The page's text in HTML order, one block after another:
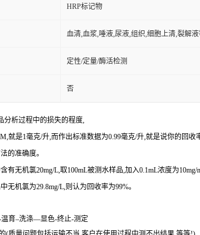
HRP标记物
血清,血浆,唾液,尿液,组织,细胞上清,裂解
定性/定量/酶活检测
否
分析过程中的损失的程度,
就是1毫克/升,而作出标准数据为0.99毫克/升,就是说你的回收
的准确度。
有无机氯20mg/L,取100mL被测水样品,加入0.1mL浓度为10mg/
机氯为29.8mg/L,则认为回收率为99%。
育–洗涤―显色-终止-测定